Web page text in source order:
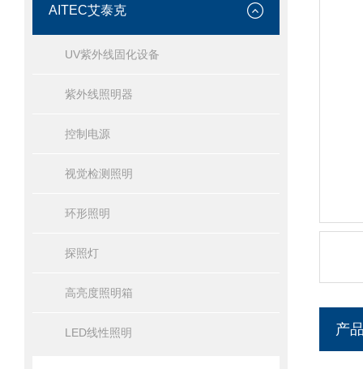
AITEC艾泰克
UV紫外线固化设备
紫外线照明器
控制电源
视觉检测照明
环形照明
探照灯
高亮度照明箱
LED线性照明 产